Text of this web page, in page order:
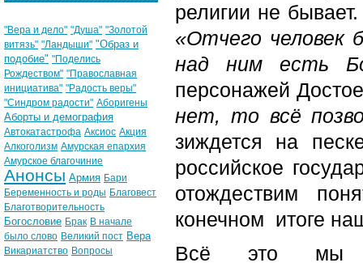
религии не
«Отчего
над ним есть
персонажей
нет, то всё
зиждется на
российское
отождествим
конечном итоге
Всё это мы
"Вера и дело" "Душа" "Золотой
витязь" "Ландыши" "Образ и
подобие" "Поделись
Рождеством" "Православная
инициатива" "Радость веры"
"Синдром радости" Аборигены
Аборты и демография
Автокатастрофа Аксиос Акция
Алкоголизм Амурская епархия
Амурское благочиние
Анонсы Армия Бари
Беременность и роды Благовест
Благотворительность
Богословие Брак В начале
было слово Великий пост Вера
Викариатство Вопросы